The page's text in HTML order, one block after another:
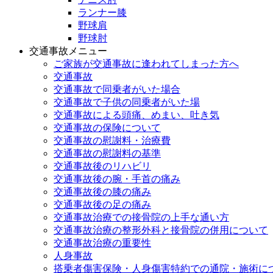
ランナー膝
野球肩
野球肘
交通事故メニュー
ご家族が交通事故に逢われてしまった方へ
交通事故
交通事故で同乗者がいた場合
交通事故で子供の同乗者がいた場
交通事故による頭痛、めまい、吐き気
交通事故の保険について
交通事故の慰謝料・治療費
交通事故の慰謝料の基準
交通事故後のリハビリ
交通事故後の腕・手首の痛み
交通事故後の膝の痛み
交通事故後の足の痛み
交通事故治療での接骨院の上手な通い方
交通事故治療の整形外科と接骨院の併用について
交通事故治療の重要性
人身事故
搭乗者傷害保険・人身傷害特約での通院・施術に